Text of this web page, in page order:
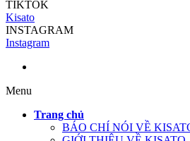
TIKTOK
Kisato
INSTAGRAM
Instagram
Menu
Trang chủ
BÁO CHÍ NÓI VỀ